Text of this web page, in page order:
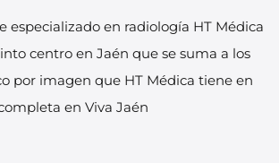
especializado en radiología HT Médica
centro en Jaén que se suma a los
por imagen que HT Médica tiene en
en Viva Jaén